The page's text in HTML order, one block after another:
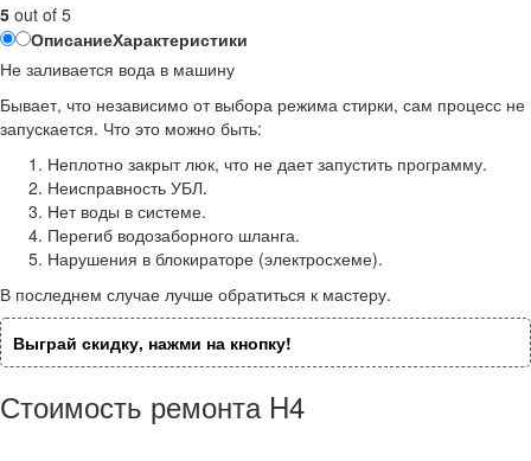
5 out of 5
ОписаниеХарактеристики
Не заливается вода в машину
Бывает, что независимо от выбора режима стирки, сам процесс не
запускается. Что это можно быть:
Неплотно закрыт люк, что не дает запустить программу.
Неисправность УБЛ.
Нет воды в системе.
Перегиб водозаборного шланга.
Нарушения в блокираторе (электросхеме).
В последнем случае лучше обратиться к мастеру.
Выграй скидку, нажми на кнопку!
Стоимость ремонта H4